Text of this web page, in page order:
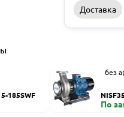
Доставка
185SWF
без
По